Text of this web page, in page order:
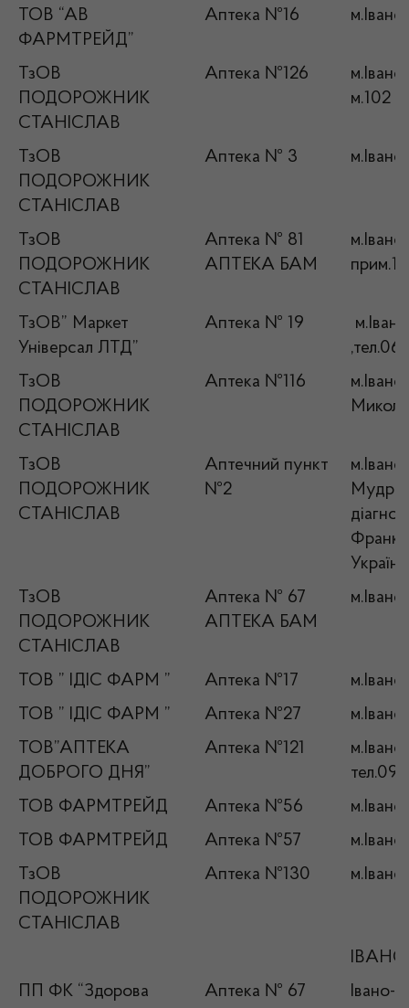
ТОВ “АВ
ФАРМТРЕЙД”
Аптека №16
ТзОВ
ПОДОРОЖНИК
СТАНІСЛАВ
Аптека №126
м.102
ТзОВ
ПОДОРОЖНИК
СТАНІСЛАВ
Аптека № 3
ТзОВ
ПОДОРОЖНИК
СТАНІСЛАВ
Аптека № 81
АПТЕКА БАМ
прим.1
ТзОВ” Маркет
Універсал ЛТД”
Аптека № 19
ТзОВ
ПОДОРОЖНИК
СТАНІСЛАВ
Аптека №116
ТзОВ
ПОДОРОЖНИК
СТАНІСЛАВ
Аптечний пункт
№2
ТзОВ
ПОДОРОЖНИК
СТАНІСЛАВ
Аптека № 67
АПТЕКА БАМ
ТОВ ” ІДІС ФАРМ ” Аптека №17
ТОВ ” ІДІС ФАРМ ”
Аптека №27
ТОВ”АПТЕКА
ДОБРОГО ДНЯ”
Аптека №121
ТОВ ФАРМТРЕЙД
Аптека №56
ТОВ ФАРМТРЕЙД
Аптека №57
ТзОВ
ПОДОРОЖНИК
СТАНІСЛАВ
Аптека №130
ПП ФК “Здорова
Аптека № 67 Івано-